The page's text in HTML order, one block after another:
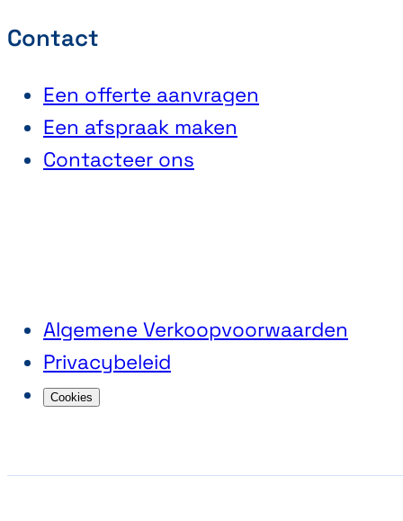
Algemene Verkoopvoorwaarden
Privacybeleid
Cookies
Contact
Een offerte aanvragen
Een afspraak maken
Contacteer ons